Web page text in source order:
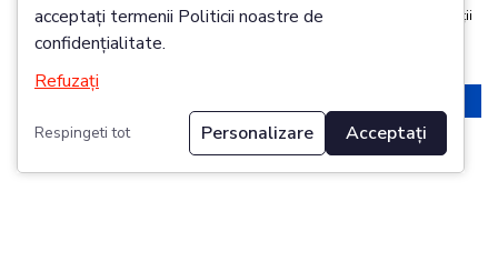
ADAUGĂ ÎN COȘ
Ghid mărimi
Împachetare cadou
Showroom ZEVO
2025 Zevo Genți Piele Naturală @ Toate drepturile
acceptați termenii Politicii noastre de
confidențialitate.
Refuzați
Respingeti tot Personalizare Acceptați
pentru a vă oferi o experiență excelentă pe site. Pentru mai multe informații
despre cookie-urile pe care le utilizăm deschideți setările de mai jos.
Modifică